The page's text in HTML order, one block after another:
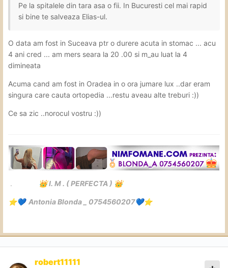
Pe la spitalele din tara asa o fii. In Bucuresti cel mai rapid
si bine te salveaza Elias-ul.
O data am fost in Suceava ptr o durere acuta in stomac ... acu
4 ani cred ... am mers seara la 20 .00 si m_au luat la 4
dimineata
Acuma cand am fost in Oradea in o ora jumare lux ..dar eram
singura care cauta ortopedia ...restu aveau alte treburi :))
Ce sa zic ..norocul vostru :))
️. 👑I. M . ( PERFECTA ) 👑
⭐💙Antonia Blonda _ 0754560207💙⭐
robert11111